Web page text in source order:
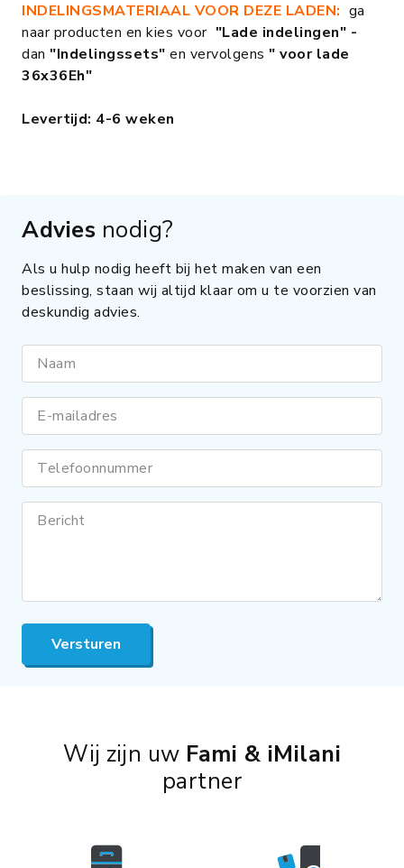
INDELINGSMATERIAAL VOOR DEZE LADEN: ga
naar producten en kies voor "Lade indelingen" -
dan "Indelingssets" en vervolgens " voor lade
36x36Eh"
Levertijd: 4-6 weken
Advies nodig?
Als u hulp nodig heeft bij het maken van een
beslissing, staan wij altijd klaar om u te voorzien van
deskundig advies.
Naam
E-mailadres
Telefoonnummer
Bericht
Versturen
Wij zijn uw Fami & iMilani
partner